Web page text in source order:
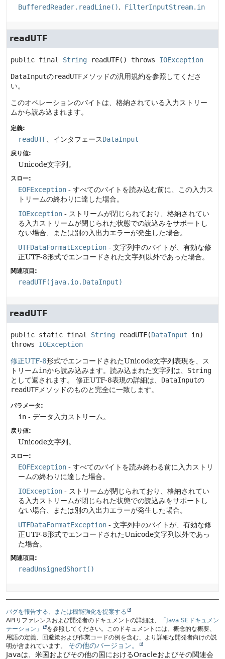
BufferedReader.readLine() FilterInputStream.in
readUTF
public final String readUTF() throws IOException
DataInputのreadUTF メソッドの汎用規約を参照してくださ
い。
このオペレーションのバイトは、格納されている入力ストリー
ムから読み込まれます。
定義:
readUTF 、インタフェースDataInput
戻り値:
Unicode文字列。
スロー:
EOFException - すべてのバイトを読み込む前に、この入力ス
トリームの終わりに達した場合。
IOException - ストリームが閉じられており、格納されてい
る入力ストリームが閉じられた状態での読込みをサポートし
ない場合、または別の入出力エラーが発生した場合。
UTFDataFormatException - 文字列中のバイトが、有効な修
正UTF-8形式でエンコードされた文字列以外であった場合。
関連項目:
readUTF(java.io.DataInput)
readUTF
public static final String readUTF(DataInput in)
throws IOException
修正UTF-8形式でエンコードされたUnicode文字列表現を、ス
トリームinから読み込みます。読み込まれた文字列は、 String
として返されます。
修正UTF-8表現の詳細は、 DataInputの
readUTF メソッドのものと完全に一致します。
パラメータ:
in - データ入力ストリーム。
戻り値:
Unicode文字列。
スロー:
EOFException - すべてのバイトを読み終わる前に入力ストリ
ームの終わりに達した場合。
IOException - ストリームが閉じられており、格納されてい
る入力ストリームが閉じられた状態での読込みをサポートし
ない場合、または別の入出力エラーが発生した場合。
UTFDataFormatException - 文字列中のバイトが、有効な修
正UTF-8形式でエンコードされたUnicode文字列以外であっ
た場合。
関連項目:
readUnsignedShort()
バグを報告する、または機能強化を提案する
APIリファレンスおよび開発者のドキュメントの詳細は、
「Java SEドキュメン
テーション」
を参照してください。このドキュメントには、概念的な概要、
用語の定義、回避策および作業コードの例を含む、より詳細な開発者向けの説
明が含まれています。
その他のバージョン。
Javaは、米国およびその他の国におけるOracleおよびその関連会